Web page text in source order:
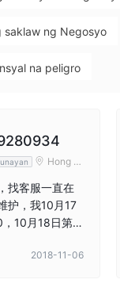
saklaw ng Negosyo
na peligro
Hong K
找客服一直在
护，我10月17
10月18日第二
到现在一共给我
2018-11-06